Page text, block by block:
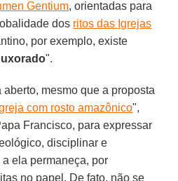
Gentium, orientadas para
dos ritos das Igrejas
por exemplo, existe
".
aberto, mesmo que a proposta
com rosto amazônico",
Francisco, para expressar
disciplinar e
ela permaneça, por
no papel. De fato, não se